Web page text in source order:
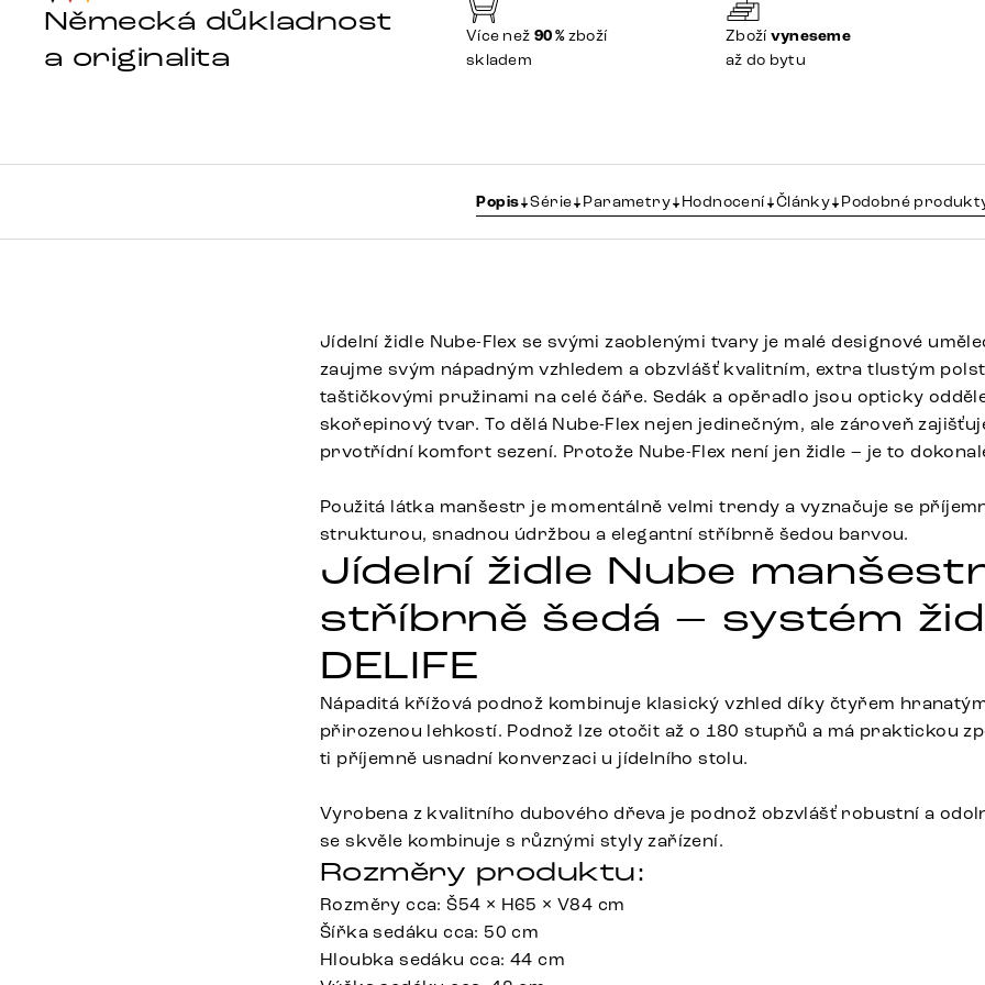
Německá důkladnost
a originalita
Více než 90 %zboží
skladem
Zbožívyneseme
až do bytu
Popis Série Parametry Hodnocení Články Podobné
Jídelní židle Nube-Flex se svými zaoblenými tvary je malé designové
zaujme svým nápadným vzhledem a obzvlášť kvalitním, extra tlustým
taštičkovými pružinami na celé čáře. Sedák a opěradlo jsou opticky
skořepinový tvar. To dělá Nube-Flex nejen jedinečným, ale zároveň
prvotřídní komfort sezení. Protože Nube-Flex není jen židle – je to
Použitá látka manšestr je momentálně velmi trendy a vyznačuje se
strukturou, snadnou údržbou a elegantní stříbrně šedou barvou.
Jídelní židle Nube
stříbrně šedá – systém
DELIFE
Nápaditá křížová podnož kombinuje klasický vzhled díky čtyřem
přirozenou lehkostí. Podnož lze otočit až o 180 stupňů a má praktickou
ti příjemně usnadní konverzaci u jídelního stolu.
Vyrobena z kvalitního dubového dřeva je podnož obzvlášť robustní a
se skvěle kombinuje s různými styly zařízení.
Rozměry produktu:
Rozměry cca: Š54 × H65 × V84 cm
Šířka sedáku cca: 50 cm
Hloubka sedáku cca: 44 cm